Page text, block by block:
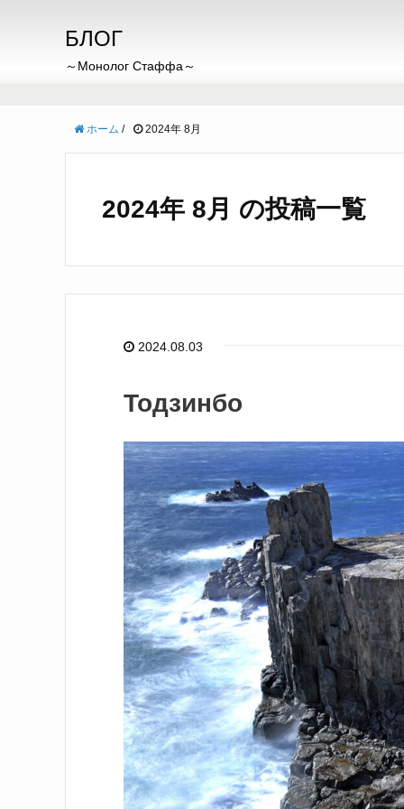
БЛОГ
～Монолог Стаффа～
ホーム / 2024年 8月
2024年 8月 の投稿一覧
2024.08.03
Тодзинбо